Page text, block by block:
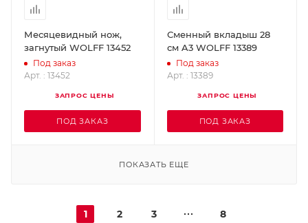
Месяцевидный нож,
загнутый WOLFF 13452
Под заказ
Арт. : 13452
ЗАПРОС ЦЕНЫ
ПОД ЗАКАЗ
Сменный вкладыш 28
см A3 WOLFF 13389
Под заказ
Арт. : 13389
ЗАПРОС ЦЕНЫ
ПОД ЗАКАЗ
ПОКАЗАТЬ ЕЩЕ
1 2 3 8